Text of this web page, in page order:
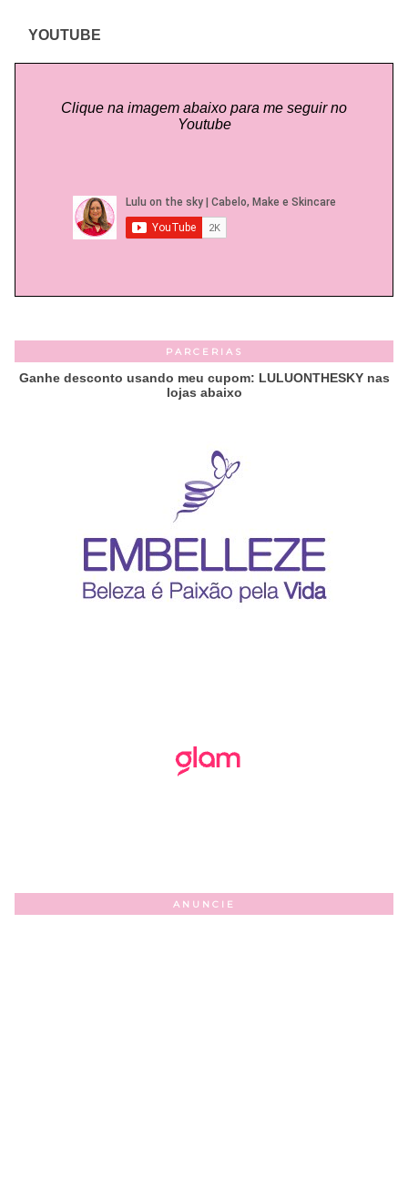
YOUTUBE
Clique na imagem abaixo para me seguir no
Youtube
PARCERIAS
Ganhe desconto usando meu cupom: LULUONTHESKY nas
lojas abaixo
ANUNCIE